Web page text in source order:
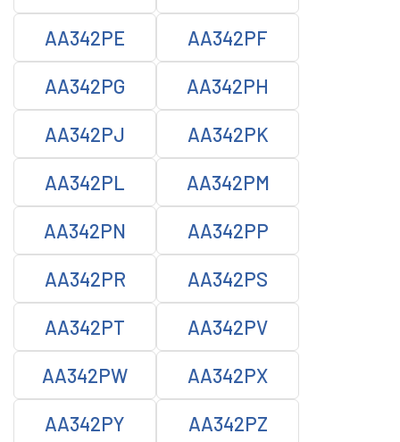
AA342PE AA342PF
AA342PG AA342PH
AA342PJ AA342PK
AA342PL AA342PM
AA342PN AA342PP
AA342PR AA342PS
AA342PT AA342PV
AA342PW AA342PX
AA342PY AA342PZ